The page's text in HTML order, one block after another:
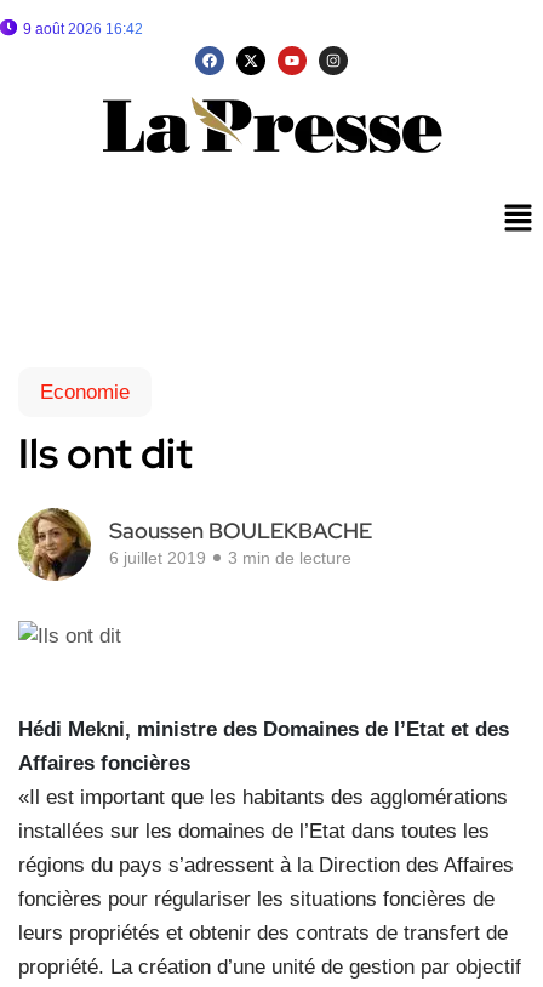
9 août 2026 16:42
Economie
Ils ont dit
Saoussen BOULEKBACHE
6 juillet 2019 3 min de lecture
Hédi Mekni, ministre des Domaines de l’Etat et des
Affaires foncières
«Il est important que les habitants des agglomérations
installées sur les domaines de l’Etat dans toutes les
régions du pays s’adressent à la Direction des Affaires
foncières pour régulariser les situations foncières de
leurs propriétés et obtenir des contrats de transfert de
propriété. La création d’une unité de gestion par objectif